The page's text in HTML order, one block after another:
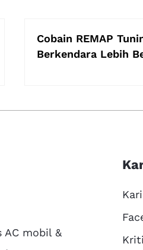
Cobain REMAP
Berkendara Lebih
AC mobil &